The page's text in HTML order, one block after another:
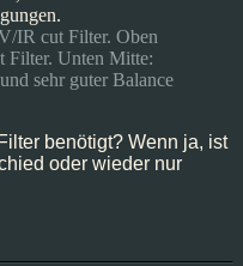
–
ja
oder
Guiding
Beispiel
IR cut Filter. Oben
Unten Mitte:
sehr guter Balance
benötigt? Wenn ja, ist
oder wieder nur